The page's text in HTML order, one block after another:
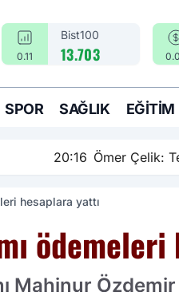
0.11
Bist100
13.703
SPOR SAĞLIK EĞITIM
sürecinde yeni bir
hesaplara yattı
Mahinur